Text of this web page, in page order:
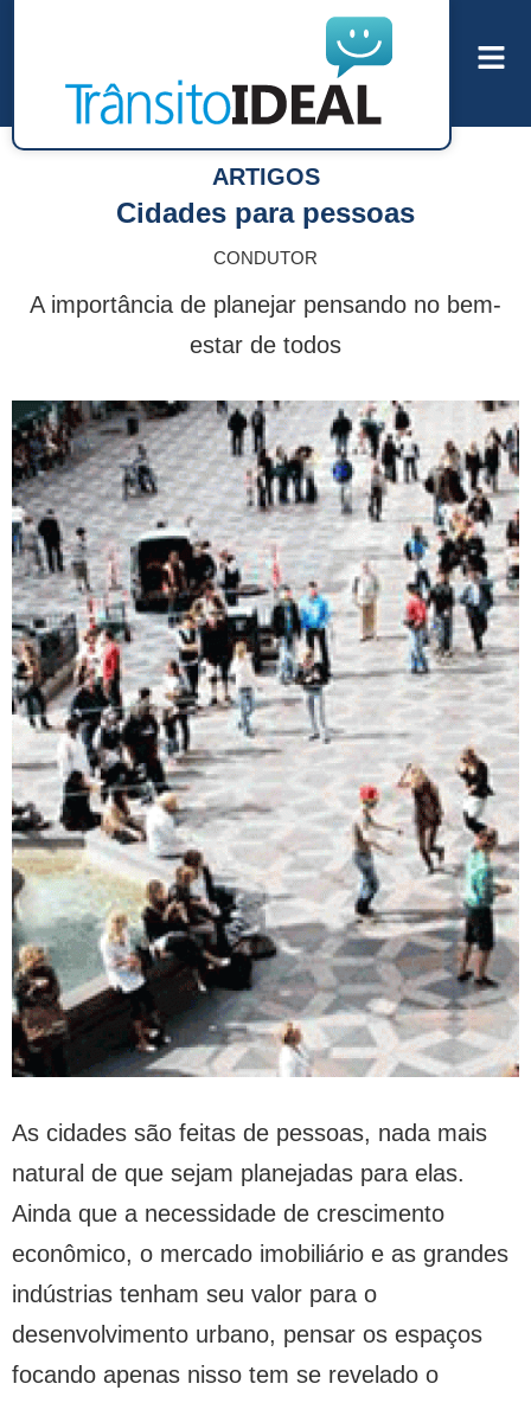
ARTIGOS
Cidades para pessoas
CONDUTOR
A importância de planejar pensando no bem-
estar de todos
As cidades são feitas de pessoas, nada mais
natural de que sejam planejadas para elas.
Ainda que a necessidade de crescimento
econômico, o mercado imobiliário e as grandes
indústrias tenham seu valor para o
desenvolvimento urbano, pensar os espaços
focando apenas nisso tem se revelado o